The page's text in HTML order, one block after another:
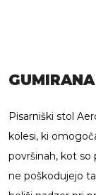
Pisarniški stol
kolesi, ki
površinah, kot so
ne poškodujejo